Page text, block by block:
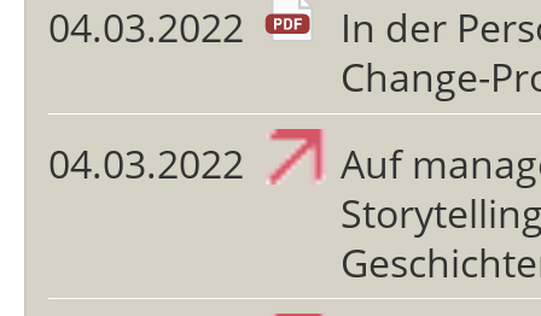
04.03.2022
In der
Change-
04.03.2022
Auf